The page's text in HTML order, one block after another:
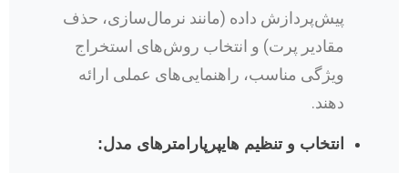
پیش‌پردازش داده (مانند نرمال‌سازی، حذف
مقادیر پرت) و انتخاب روش‌های استخراج
ویژگی مناسب، راهنمایی‌های عملی ارائه
دهند.
انتخاب و تنظیم هایپرپارامترهای مدل: